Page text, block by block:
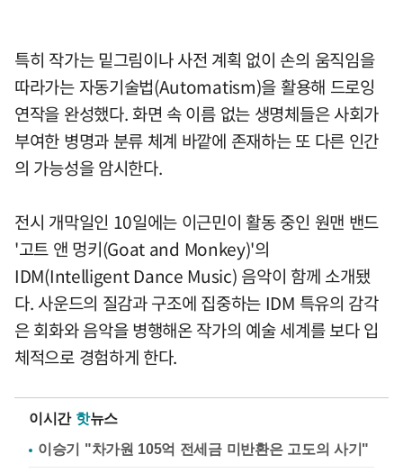
특히 작가는 밑그림이나 사전 계획 없이 손의 움직임을
따라가는 자동기술법(Automatism)을 활용해 드로잉
연작을 완성했다. 화면 속 이름 없는 생명체들은 사회가
부여한 병명과 분류 체계 바깥에 존재하는 또 다른 인간
의 가능성을 암시한다.
전시 개막일인 10일에는 이근민이 활동 중인 원맨 밴드
'고트 앤 멍키(Goat and Monkey)'의
IDM(Intelligent Dance Music) 음악이 함께 소개됐
다. 사운드의 질감과 구조에 집중하는 IDM 특유의 감각
은 회화와 음악을 병행해온 작가의 예술 세계를 보다 입
체적으로 경험하게 한다.
이시간 핫뉴스
이승기 "차가원 105억 전세금 미반환은 고도의 사기"